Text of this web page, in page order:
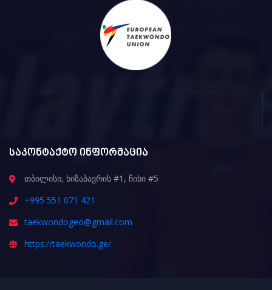
საკონტაქტო ინფორმაცია
თბილისი, ხიზაბავრის #1, ჩიხი #5
+995 551 071 421
taekwondogeo@gmail.com
https://taekwondo.ge/